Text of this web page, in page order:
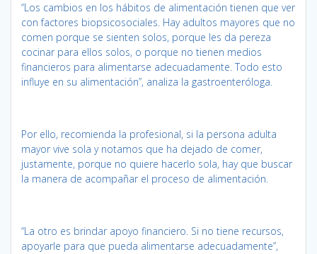
“Los cambios en los hábitos de alimentación tienen que ver
con factores biopsicosociales. Hay adultos mayores que no
comen porque se sienten solos, porque les da pereza
cocinar para ellos solos, o porque no tienen medios
financieros para alimentarse adecuadamente. Todo esto
influye en su alimentación”, analiza la gastroenteróloga.
Por ello, recomienda la profesional, si la persona adulta
mayor vive sola y notamos que ha dejado de comer,
justamente, porque no quiere hacerlo sola, hay que buscar
la manera de acompañar el proceso de alimentación.
“La otro es brindar apoyo financiero. Si no tiene recursos,
apoyarle para que pueda alimentarse adecuadamente”,